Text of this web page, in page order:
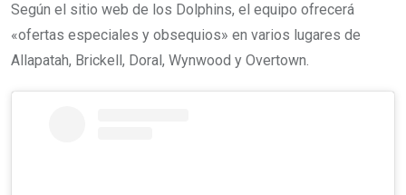
Según el sitio web de los Dolphins, el equipo ofrecerá
«ofertas especiales y obsequios» en varios lugares de
Allapatah, Brickell, Doral, Wynwood y Overtown.